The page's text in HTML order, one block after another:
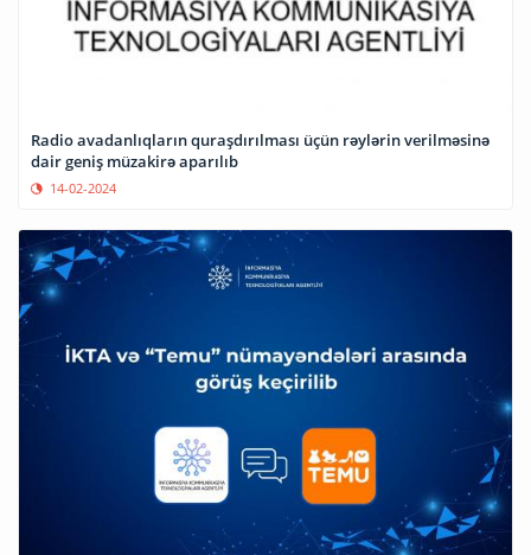
Radio avadanlıqların quraşdırılması üçün rəylərin verilməsinə
dair geniş müzakirə aparılıb
14-02-2024